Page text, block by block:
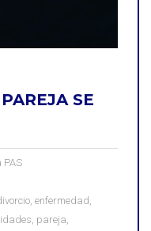
SE
PAS
enfermedad
pareja